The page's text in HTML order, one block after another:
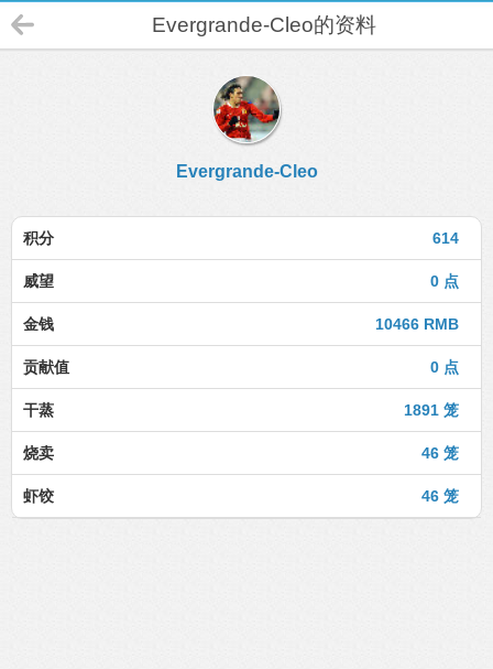
Evergrande-Cleo的资料
Evergrande-Cleo
614
积分
0 点
威望
10466 RMB
金钱
0 点
贡献值
1891 笼
干蒸
46 笼
烧卖
46 笼
虾饺